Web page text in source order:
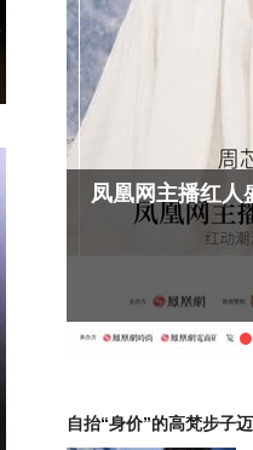
2025凤凰网主播
自抬“身价”的高梵步子